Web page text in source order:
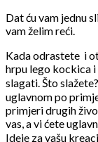
Dat ću vam jednu
vam želim reći.
Kada odrastete i
hrpu lego kockica
slagati. Što
uglavnom po
primjeri drugih
vas, a vi ćete
Ideje za vašu